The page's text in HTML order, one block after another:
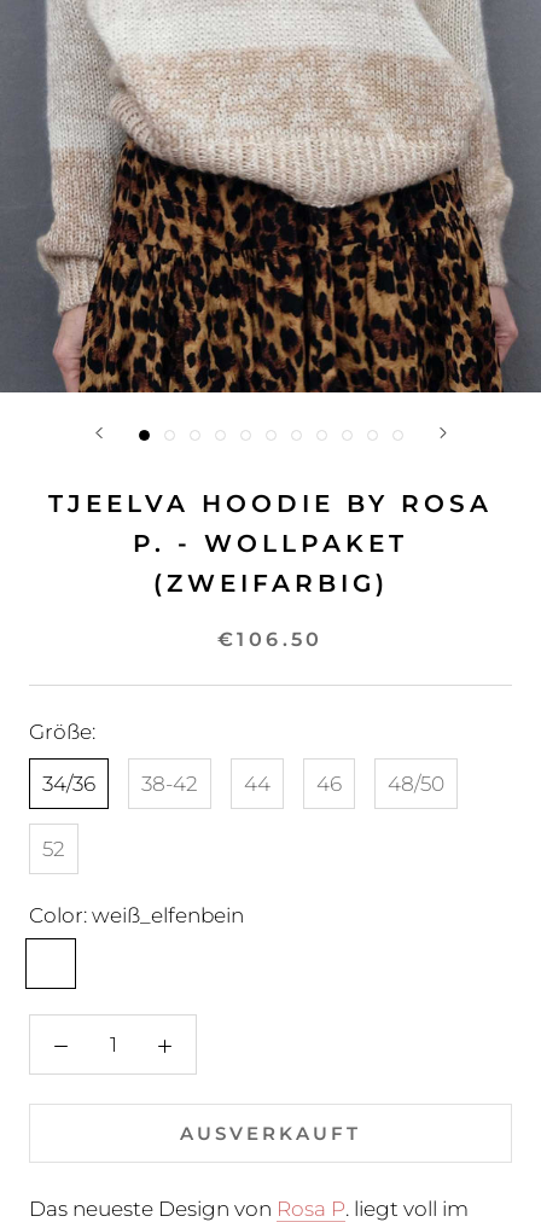
TJEELVA HOODIE BY ROSA
P. - WOLLPAKET
(ZWEIFARBIG)
€106.50
Größe:
34/36 38-42 44 46 48/50
52
Color: weiß_elfenbein
AUSVERKAUFT
Das neueste Design von Rosa P. liegt voll im